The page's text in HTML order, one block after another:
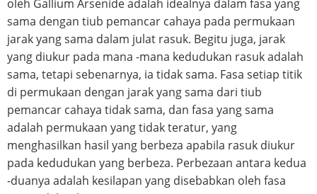
oleh Gallium Arsenide adalah idealnya dalam fasa yang
sama dengan tiub pemancar cahaya pada permukaan
jarak yang sama dalam julat rasuk. Begitu juga, jarak
yang diukur pada mana -mana kedudukan rasuk adalah
sama, tetapi sebenarnya, ia tidak sama. Fasa setiap titik
di permukaan dengan jarak yang sama dari tiub
pemancar cahaya tidak sama, dan fasa yang sama
adalah permukaan yang tidak teratur, yang
menghasilkan hasil yang berbeza apabila rasuk diukur
pada kedudukan yang berbeza. Perbezaan antara kedua
-duanya adalah kesilapan yang disebabkan oleh fasa